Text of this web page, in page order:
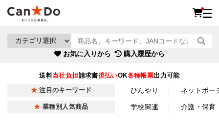
お気に入りから 購入履歴から
送料当社負担請求書後払いOK各種帳票出力可能
注目のキーワード ひんやり ネットポー
業種別人気商品 学校関連 介護・保育